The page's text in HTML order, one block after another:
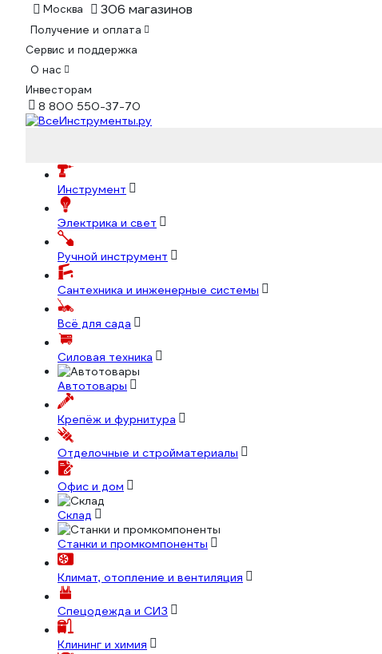
Москва 306 магазинов
Получение и оплата
Сервис и поддержка
О нас
Инвесторам
8 800 550-37-70
Инструмент
Электрика и свет
Ручной инструмент
Сантехника и инженерные системы
Всё для сада
Силовая техника
Автотовары
Крепёж и фурнитура
Отделочные и стройматериалы
Офис и дом
Склад
Станки и промкомпоненты
Климат, отопление и вентиляция
Спецодежда и СИЗ
Клининг и химия